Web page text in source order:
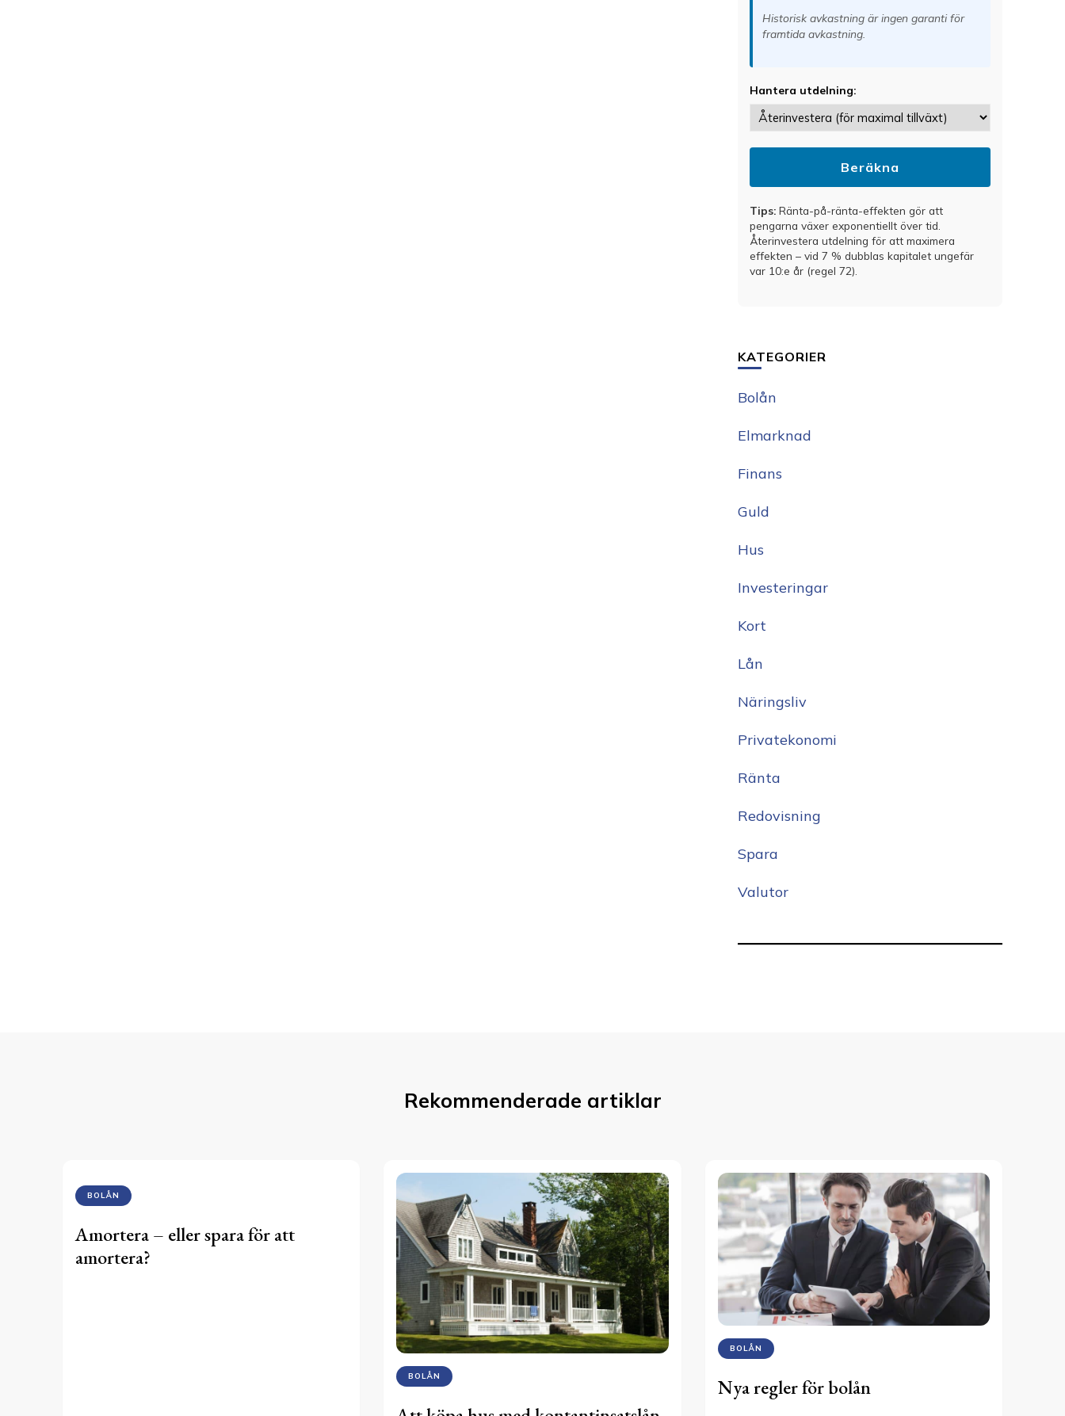
Historisk avkastning är ingen garanti för
framtida avkastning.
Hantera utdelning:
Beräkna
Tips:Ränta-på-ränta-effekten gör att
pengarna växer exponentiellt över tid.
Återinvestera utdelning för att maximera
effekten – vid 7 % dubblas kapitalet ungefär
var 10:e år (regel 72).
KATEGORIER
Bolån
Elmarknad
Finans
Guld
Hus
Investeringar
Kort
Lån
Näringsliv
Privatekonomi
Ränta
Redovisning
Spara
Valutor
Rekommenderade artiklar
BOLÅN
Amortera – eller spara för att
amortera?
BOLÅN
BOLÅN
Nya regler för bolån